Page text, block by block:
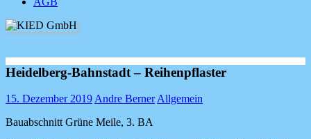
Heidelberg-Bahnstadt – Reihenpflaster
15. Dezember 2019Andre BernerAllgemein
Bauabschnitt Grüne Meile, 3. BA